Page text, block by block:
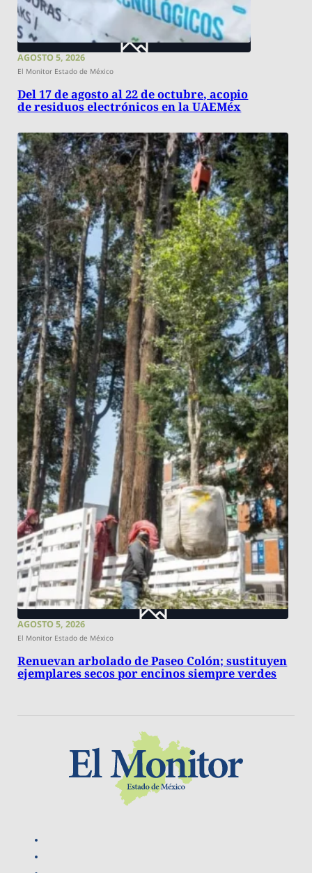
AGOSTO 5, 2026
El Monitor Estado de México
Del 17 de agosto al 22 de octubre, acopio
de residuos electrónicos en la UAEMéx
AGOSTO 5, 2026
El Monitor Estado de México
Renuevan arbolado de Paseo Colón; sustituyen
ejemplares secos por encinos siempre verdes